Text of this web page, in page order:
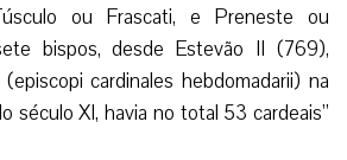
ou Frascati, e Preneste ou
bispos, desde Estevão II (769),
cardinales hebdomadarii) na
século XI, havia no total 53 cardeais”